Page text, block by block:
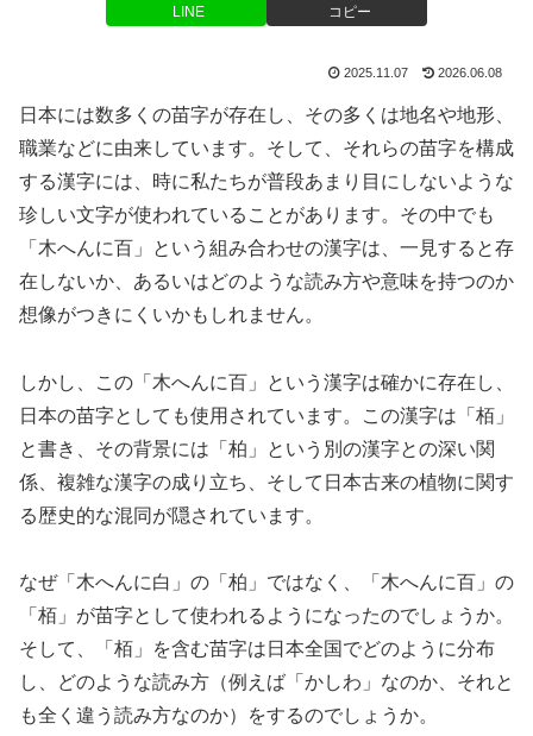
LINE コピー
2025.11.07 2026.06.08
日本には数多くの苗字が存在し、その多くは地名や地形、
職業などに由来しています。そして、それらの苗字を構成
する漢字には、時に私たちが普段あまり目にしないような
珍しい文字が使われていることがあります。その中でも
「木へんに百」という組み合わせの漢字は、一見すると存
在しないか、あるいはどのような読み方や意味を持つのか
想像がつきにくいかもしれません。
しかし、この「木へんに百」という漢字は確かに存在し、
日本の苗字としても使用されています。この漢字は「栢」
と書き、その背景には「柏」という別の漢字との深い関
係、複雑な漢字の成り立ち、そして日本古来の植物に関す
る歴史的な混同が隠されています。
なぜ「木へんに白」の「柏」ではなく、「木へんに百」の
「栢」が苗字として使われるようになったのでしょうか。
そして、「栢」を含む苗字は日本全国でどのように分布
し、どのような読み方（例えば「かしわ」なのか、それと
も全く違う読み方なのか）をするのでしょうか。